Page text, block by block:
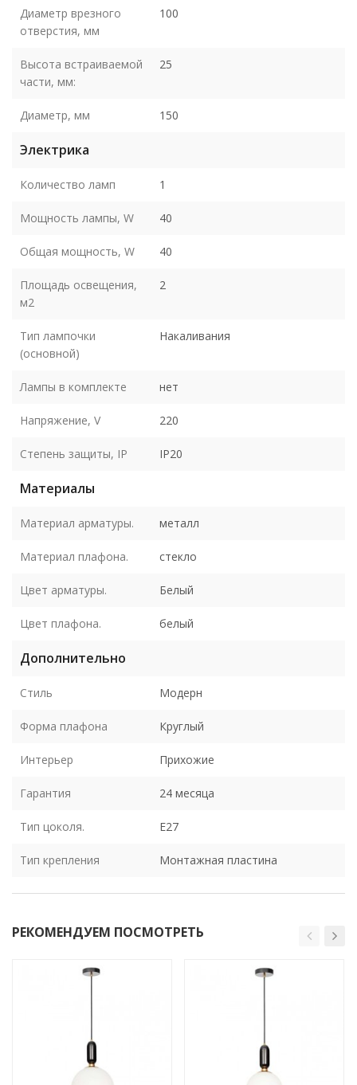
Диаметр врезного
отверстия, мм
100
Высота встраиваемой
части, мм:
25
Диаметр, мм 150
Электрика
Количество ламп 1
Мощность лампы, W 40
Общая мощность, W 40
Площадь освещения,
м2
2
Тип лампочки
(основной)
Накаливания
Лампы в комплекте нет
Напряжение, V 220
Степень защиты, IP IP20
Материалы
Материал арматуры. металл
Материал плафона. стекло
Цвет арматуры. Белый
Цвет плафона. белый
Дополнительно
Стиль Модерн
Форма плафона Круглый
Интерьер Прихожие
Гарантия 24 месяца
Тип цоколя. E27
Тип крепления Монтажная пластина
РЕКОМЕНДУЕМ ПОСМОТРЕТЬ